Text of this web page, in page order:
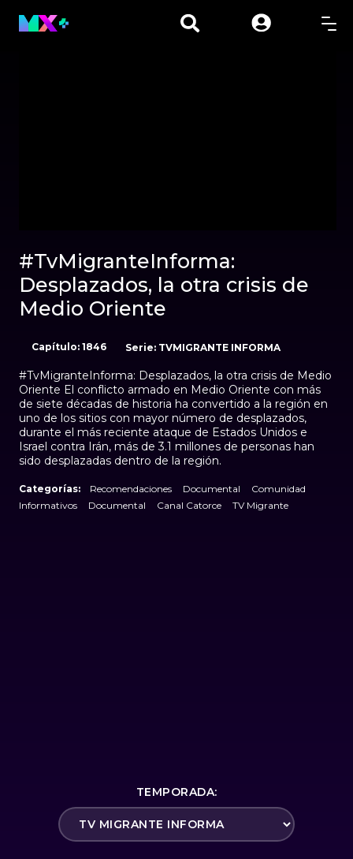
Sonido desactivado
#TvMigranteInforma:
Desplazados, la otra crisis de
Medio Oriente
Duración: 00:27:05 Capítulo: 1846 Serie: TVMIGRANTE
#TvMigranteInforma: Desplazados, la otra crisis de Medio
Oriente El conflicto armado en Medio Oriente con más
de siete décadas de historia ha convertido a la región en
uno de los sitios con mayor número de desplazados,
durante el más reciente ataque de Estados Unidos e
Israel contra Irán, más de 3.1 millones de personas han
sido desplazadas dentro de la región.
Categorías: Recomendaciones Documental
Comunidad
Informativos
Documental Canal Catorce TV Migrante
TEMPORADA: